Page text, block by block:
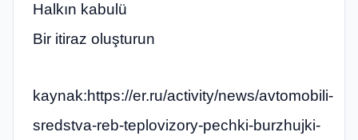
Halkın kabulü
Bir itiraz oluşturun
kaynak:https://er.ru/activity/news/avtomobili-
sredstva-reb-teplovizory-pechki-burzhujki-